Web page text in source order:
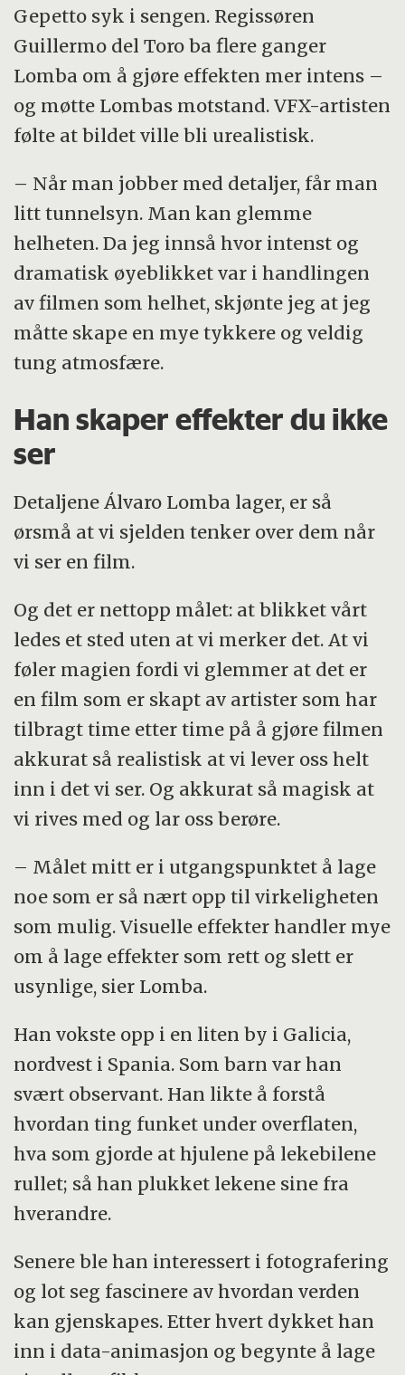
Gepetto syk i sengen. Regissøren
Guillermo del Toro ba flere ganger
Lomba om å gjøre effekten mer intens –
og møtte Lombas motstand. VFX-artisten
følte at bildet ville bli urealistisk.
– Når man jobber med detaljer, får man
litt tunnelsyn. Man kan glemme
helheten. Da jeg innså hvor intenst og
dramatisk øyeblikket var i handlingen
av filmen som helhet, skjønte jeg at jeg
måtte skape en mye tykkere og veldig
tung atmosfære.
Han skaper effekter du ikke
ser
Detaljene Álvaro Lomba lager, er så
ørsmå at vi sjelden tenker over dem når
vi ser en film.
Og det er nettopp målet: at blikket vårt
ledes et sted uten at vi merker det. At vi
føler magien fordi vi glemmer at det er
en film som er skapt av artister som har
tilbragt time etter time på å gjøre filmen
akkurat så realistisk at vi lever oss helt
inn i det vi ser. Og akkurat så magisk at
vi rives med og lar oss berøre.
– Målet mitt er i utgangspunktet å lage
noe som er så nært opp til virkeligheten
som mulig. Visuelle effekter handler mye
om å lage effekter som rett og slett er
usynlige, sier Lomba.
Han vokste opp i en liten by i Galicia,
nordvest i Spania. Som barn var han
svært observant. Han likte å forstå
hvordan ting funket under overflaten,
hva som gjorde at hjulene på lekebilene
rullet; så han plukket lekene sine fra
hverandre.
Senere ble han interessert i fotografering
og lot seg fascinere av hvordan verden
kan gjenskapes. Etter hvert dykket han
inn i data-animasjon og begynte å lage